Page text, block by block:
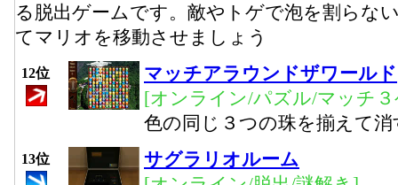
る脱出ゲームです。敵やトゲで泡を割らな
てマリオを移動させましょう
12位
マッチアラウンドザワールド
[オンライン/パズル/マッチ
色の同じ３つの珠を揃えて
13位
サグラリオルーム